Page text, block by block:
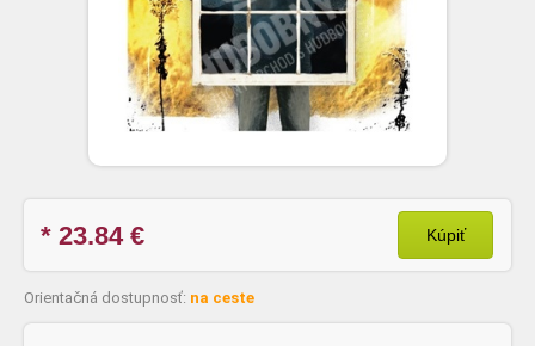
* 23.84€ Kúpiť
Orientačná dostupnosť: na ceste